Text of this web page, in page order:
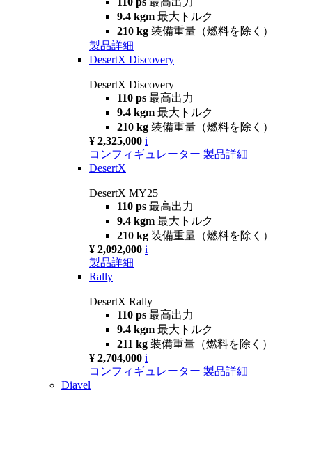
9.4 kgm 最大トルク
210 kg 装備重量（燃料を除く）
製品詳細
DesertX Discovery
DesertX Discovery
110 ps 最高出力
9.4 kgm 最大トルク
210 kg 装備重量（燃料を除く）
¥ 2,325,000 i
コンフィギュレーター 製品詳細
DesertX
DesertX MY25
110 ps 最高出力
9.4 kgm 最大トルク
210 kg 装備重量（燃料を除く）
¥ 2,092,000 i
製品詳細
Rally
DesertX Rally
110 ps 最高出力
9.4 kgm 最大トルク
211 kg 装備重量（燃料を除く）
¥ 2,704,000 i
コンフィギュレーター 製品詳細
Diavel